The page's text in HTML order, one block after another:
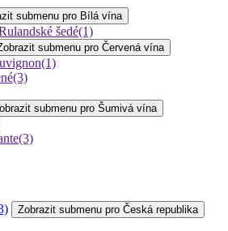
submenu pro Bílá vína
šedé(1)
submenu pro Červená vína
(1)
(3)
submenu pro Šumivá vína
(3)
Zobrazit submenu pro Česká republika